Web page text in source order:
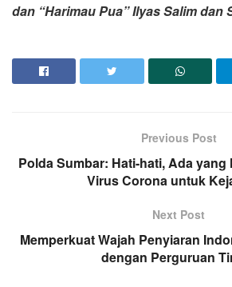
dan “Harimau Pua” Ilyas Salim dan
Previous Post
Polda Sumbar: Hati-hati, Ada yang
Virus Corona untuk
Next Post
Memperkuat Wajah Penyiaran
dengan Perguruan